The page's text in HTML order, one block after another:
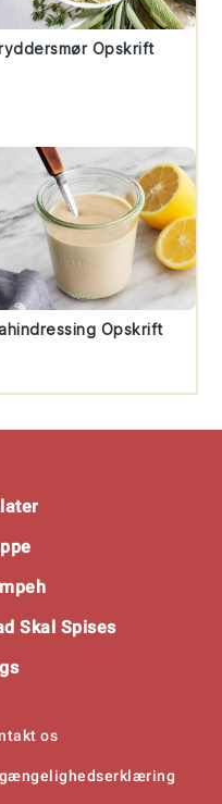
Opskrift
Opskrift
Skal Spises
os